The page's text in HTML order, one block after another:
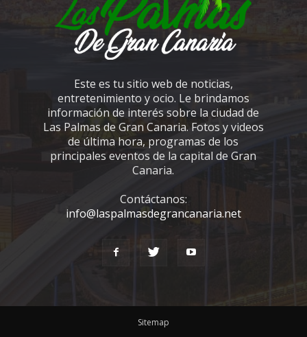
Este es tu sitio web de noticias,
entretenimiento y ocio. Le brindamos
información de interés sobre la ciudad de
Las Palmas de Gran Canaria. Fotos y videos
de última hora, programas de los
principales eventos de la capital de Gran
Canaria.
Contáctanos:
info@laspalmasdegrancanaria.net
Sitemap